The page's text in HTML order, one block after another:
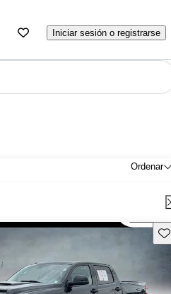
Iniciar sesión o registrarse
Ordenar